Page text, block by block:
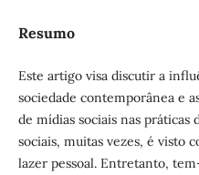
Resumo
Este artigo visa discutir a
sociedade contemporânea e
de mídias sociais nas práticas
sociais, muitas vezes, é visto
lazer pessoal. Entretanto,